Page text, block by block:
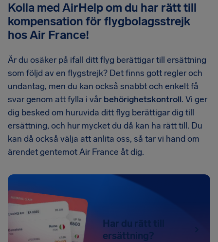
Kolla med AirHelp om du har rätt till
kompensation för flygbolagsstrejk
hos Air France!
Är du osäker på ifall ditt flyg berättigar till ersättning
som följd av en flygstrejk? Det finns gott regler och
undantag, men du kan också snabbt och enkelt få
svar genom att fylla i vår behörighetskontroll. Vi ger
dig besked om huruvida ditt flyg berättigar dig till
ersättning, och hur mycket du då kan ha rätt till. Du
kan då också välja att anlita oss, så tar vi hand om
ärendet gentemot Air France åt dig.
Har du rätt till
ersättning?